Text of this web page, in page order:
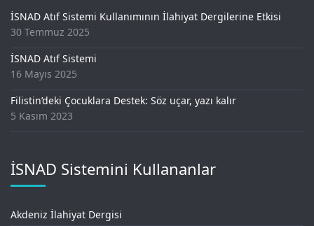
İSNAD Atıf Sistemi Kullanımının İlahiyat Dergilerine Etkisi
30 Temmuz 2025
İSNAD Atıf Sistemi
16 Mayıs 2025
Filistin’deki Çocuklara Destek: Söz uçar, yazı kalır
5 Kasım 2023
İSNAD Sistemini Kullananlar
Akdeniz İlahiyat Dergisi